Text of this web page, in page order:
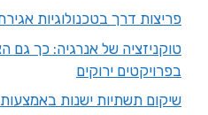
פריצות דרך בטכנולוגיות
טוקניזציה של אנרגיה: כך גם
בפרויקטים ירוקים
שיקום תשתיות ישנות